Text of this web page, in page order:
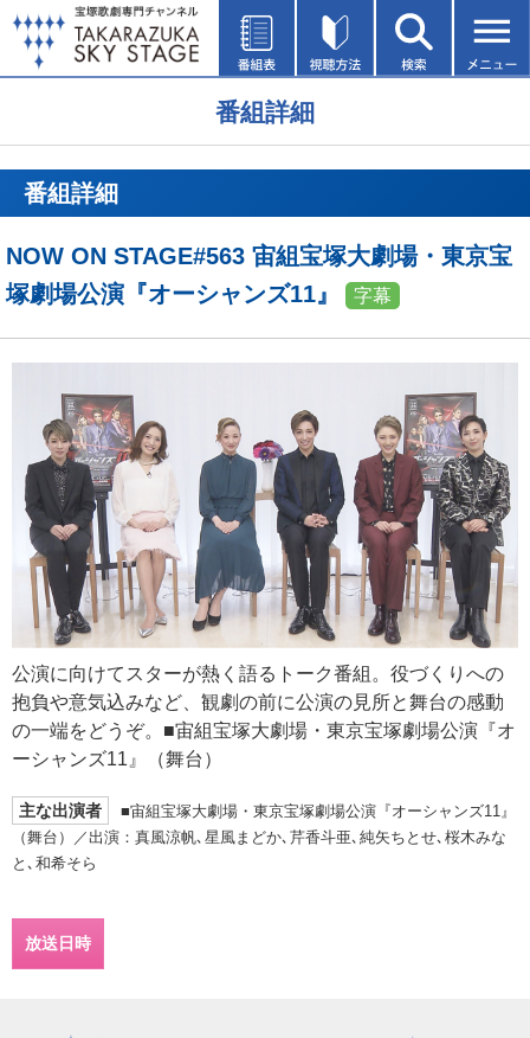
番組詳細
番組詳細
NOW ON STAGE#563 宙組宝塚大劇場・東京宝
塚劇場公演『オーシャンズ11』
字幕
公演に向けてスターが熱く語るトーク番組。役づくりへの
抱負や意気込みなど、観劇の前に公演の見所と舞台の感動
の一端をどうぞ。■宙組宝塚大劇場・東京宝塚劇場公演『オ
ーシャンズ11』（舞台）
主な出演者
■宙組宝塚大劇場・東京宝塚劇場公演『オーシャンズ11』
（舞台）／出演：真風涼帆､星風まどか､芹香斗亜､純矢ちとせ､桜木みな
と､和希そら
放送日時